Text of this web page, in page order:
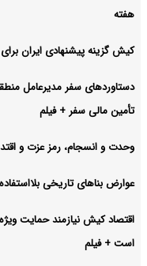
هفته
کیش گزینه پیشنهادی ایران
دستاوردهای سفر مدیرعامل
تأمین مالی سفر + فیلم
وحدت و انسجام، رمز عزت و
عوارض بناهای تاریخی بلااستفاده کیش از مهر
اقتصاد کیش نیازمند حمایت
است + فیلم